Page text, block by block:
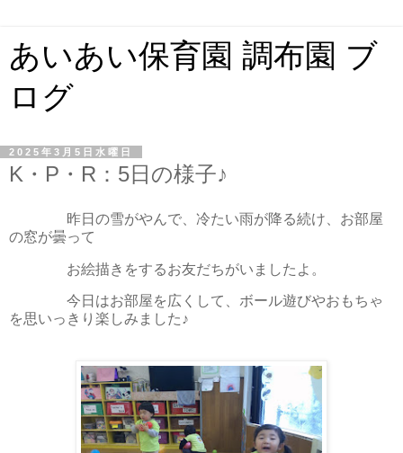
あいあい保育園 調布園 ブ
ログ
2025年3月5日水曜日
K・P・R：5日の様子♪
昨日の雪がやんで、冷たい雨が降る続け、お部屋
の窓が曇って
お絵描きをするお友だちがいましたよ。
今日はお部屋を広くして、ボール遊びやおもちゃ
を思いっきり楽しみました♪